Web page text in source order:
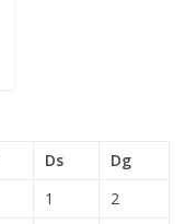
Ds
Dg
1
2